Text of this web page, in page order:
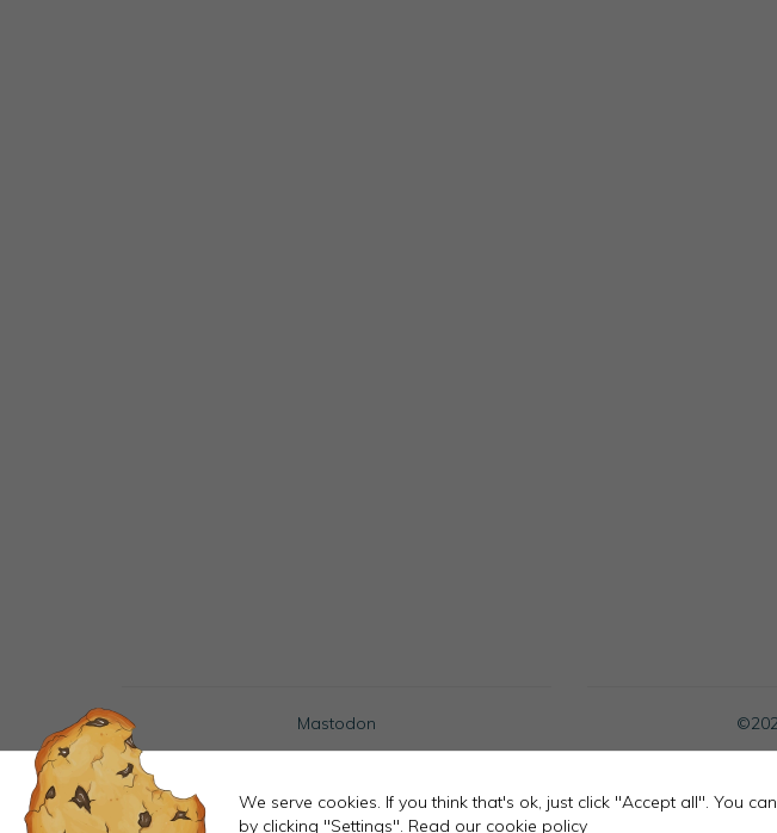
Mastodon ©
We serve cookies. If you think that's ok, just click "Accept all". You
by clicking "Settings". Read our cookie policy